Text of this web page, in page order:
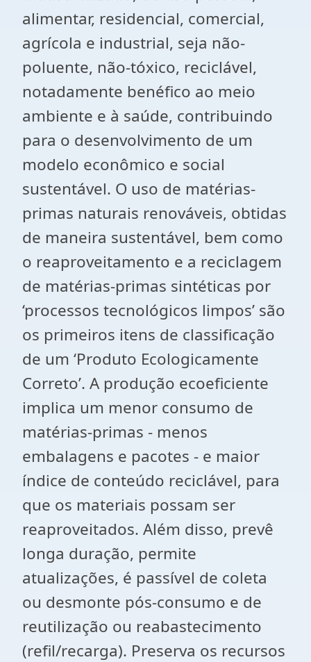
alimentar, residencial, comercial,
agrícola e industrial, seja não-
poluente, não-tóxico, reciclável,
notadamente benéfico ao meio
ambiente e à saúde, contribuindo
para o desenvolvimento de um
modelo econômico e social
sustentável. O uso de matérias-
primas naturais renováveis, obtidas
de maneira sustentável, bem como
o reaproveitamento e a reciclagem
de matérias-primas sintéticas por
‘processos tecnológicos limpos’ são
os primeiros itens de classificação
de um ‘Produto Ecologicamente
Correto’. A produção ecoeficiente
implica um menor consumo de
matérias-primas - menos
embalagens e pacotes - e maior
índice de conteúdo reciclável, para
que os materiais possam ser
reaproveitados. Além disso, prevê
longa duração, permite
atualizações, é passível de coleta
ou desmonte pós-consumo e de
reutilização ou reabastecimento
(refil/recarga). Preserva os recursos